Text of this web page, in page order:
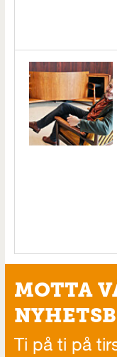
MOTTA
Ti på ti på